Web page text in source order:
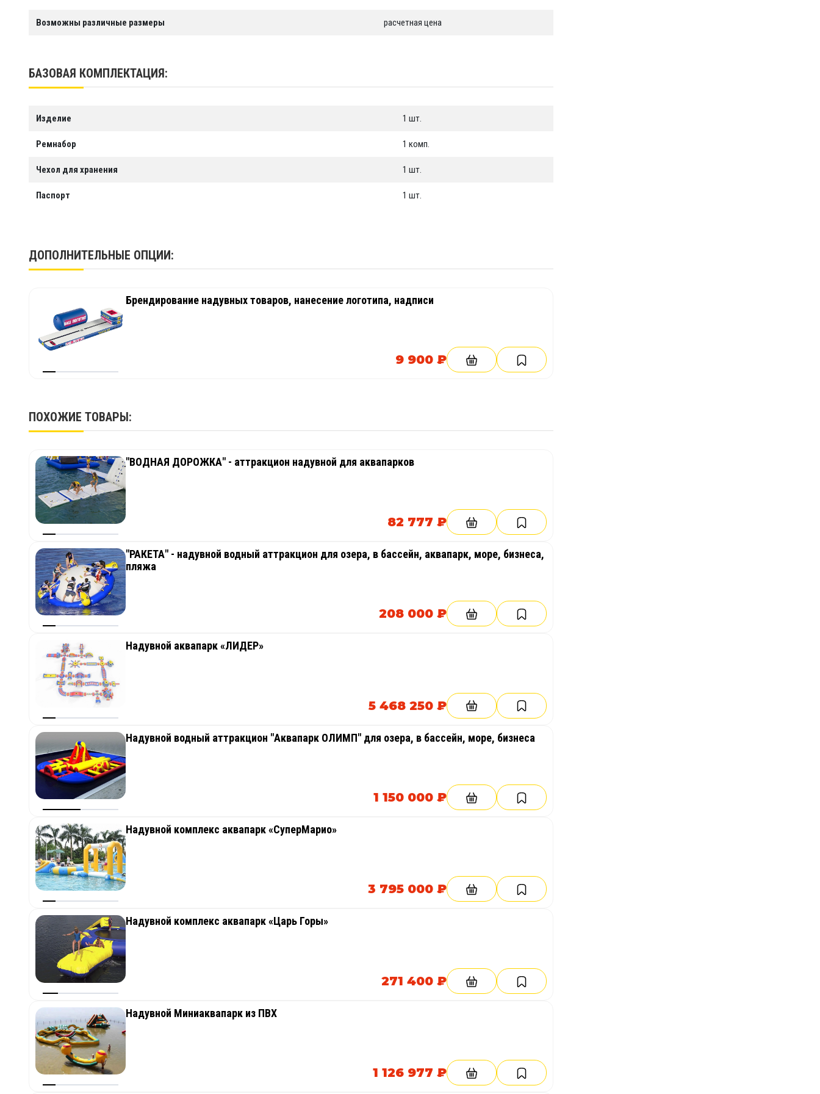
Возможны различные размеры расчетная цена
БАЗОВАЯ КОМПЛЕКТАЦИЯ:
Изделие 1 шт.
Ремнабор 1 комп.
Чехол для хранения 1 шт.
Паспорт 1 шт.
ДОПОЛНИТЕЛЬНЫЕ ОПЦИИ:
Брендирование надувных товаров, нанесение логотипа, надписи
9 900 ₽
ПОХОЖИЕ ТОВАРЫ:
"ВОДНАЯ ДОРОЖКА" - аттракцион надувной для аквапарков
82 777 ₽
"РАКЕТА" - надувной водный аттракцион для озера, в бассейн, аквапарк, море, бизнеса,
пляжа
208 000 ₽
Надувной аквапарк «ЛИДЕР»
5 468 250 ₽
Надувной водный аттракцион "Аквапарк ОЛИМП" для озера, в бассейн, море, бизнеса
1 150 000 ₽
Надувной комплекс аквапарк «СуперМарио»
3 795 000 ₽
Надувной комплекс аквапарк «Царь Горы»
271 400 ₽
Надувной Миниаквапарк из ПВХ
1 126 977 ₽